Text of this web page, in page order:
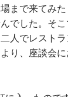
まで来てみ
でした。そ
人でレスト
り、座談会